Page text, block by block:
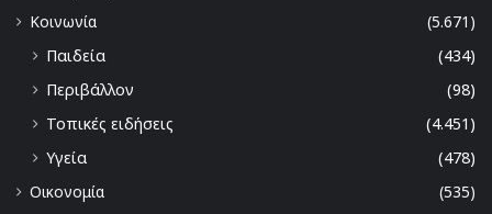
Κοινωνία
(5.671)
Παιδεία
(434)
Περιβάλλον
(98)
Τοπικές ειδήσεις
(4.451)
Υγεία
(478)
Οικονομία
(535)